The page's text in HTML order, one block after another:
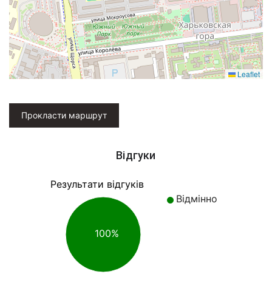
Leaflet
Прокласти маршрут
Відгуки
Результати відгуків
Відмінно
100%